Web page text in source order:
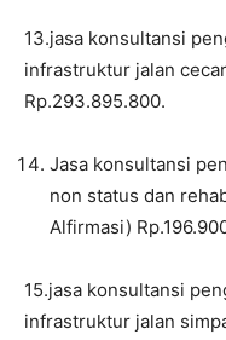
13.jasa konsultansi
infrastruktur jalan
Rp.293.895.800.
Jasa konsultansi
non status dan
Alfirmasi)
15.jasa konsultansi
infrastruktur jalan